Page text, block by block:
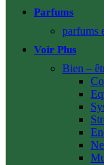
Parfums
parfums
Voir Plus
Bien –